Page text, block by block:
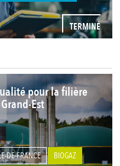
TERMINÉ
pour la filière
Est
DE-FRANCE BIOGAZ